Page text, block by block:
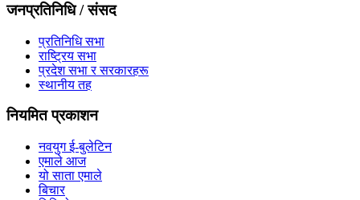
जनप्रतिनिधि / संसद
प्रतिनिधि सभा
राष्ट्रिय सभा
प्रदेश सभा र सरकारहरू
स्थानीय तह
नियमित प्रकाशन
नवयुग ई-बुलेटिन
एमाले आज
यो साता एमाले
बिचार